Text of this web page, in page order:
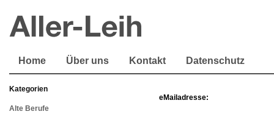
Home Über uns Kontakt Datenschutz
Kategorien
Alte Berufe
eMailadresse: